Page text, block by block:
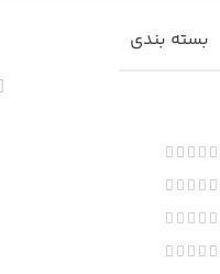
بسته بندی